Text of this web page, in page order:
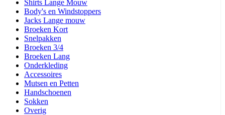
Shirts Lange Mouw
Body's en Windstoppers
Jacks Lange mouw
Broeken Kort
Snelpakken
Broeken 3/4
Broeken Lang
Onderkleding
Accessoires
Mutsen en Petten
Handschoenen
Sokken
Overig